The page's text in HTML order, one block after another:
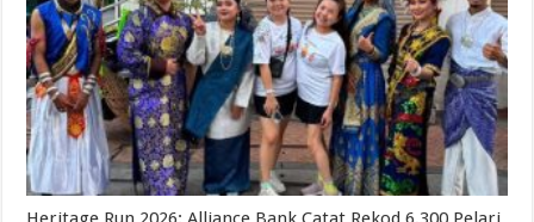
Heritage Run 2026: Alliance Bank Catat Rekod 6,300 Pelari